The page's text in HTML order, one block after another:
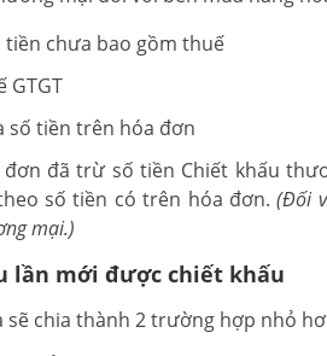
tiền chưa bao gồm thuế
GTGT
số tiền trên hóa đơn
đã trừ số tiền Chiết khấu
số tiền có trên hóa đơn.(Đối
mại.)
lần mới được chiết khấu
chia thành 2 trường hợp nhỏ